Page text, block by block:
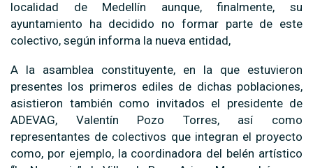
localidad de Medellín aunque, finalmente, su
ayuntamiento ha decidido no formar parte de este
colectivo, según informa la nueva entidad,
A la asamblea constituyente, en la que estuvieron
presentes los primeros ediles de dichas poblaciones,
asistieron también como invitados el presidente de
ADEVAG, Valentín Pozo Torres, así como
representantes de colectivos que integran el proyecto
como, por ejemplo, la coordinadora del belén artístico